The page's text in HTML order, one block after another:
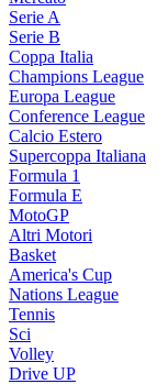
Serie A
Serie B
Coppa Italia
Champions League
Europa League
Conference League
Calcio Estero
Supercoppa Italiana
Formula 1
Formula E
MotoGP
Altri Motori
Basket
America's Cup
Nations League
Tennis
Sci
Volley
Drive UP